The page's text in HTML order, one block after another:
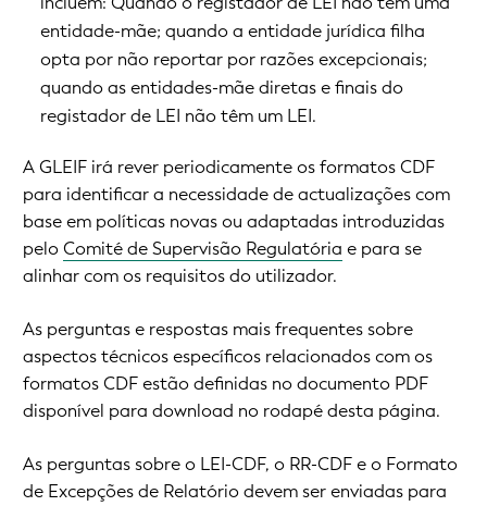
entidade-mãe; quando a entidade jurídica filha
opta por não reportar por razões excepcionais;
quando as entidades-mãe diretas e finais do
registador de LEI não têm um LEI.
A GLEIF irá rever periodicamente os formatos CDF
para identificar a necessidade de actualizações com
base em políticas novas ou adaptadas introduzidas
peloComité de Supervisão Regulatória e para se
alinhar com os requisitos do utilizador.
As perguntas e respostas mais frequentes sobre
aspectos técnicos específicos relacionados com os
formatos CDF estão definidas no documento PDF
disponível para download no rodapé desta página.
As perguntas sobre o LEI-CDF, o RR-CDF e o Formato
de Excepções de Relatório devem ser enviadas para